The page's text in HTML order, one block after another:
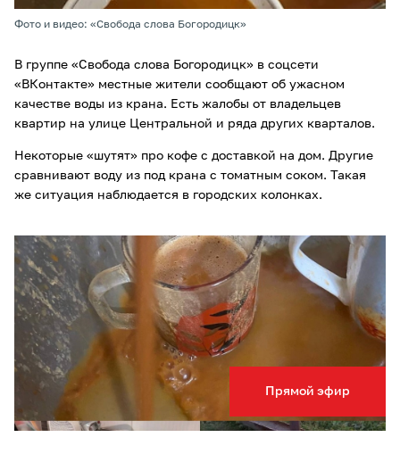
Прямой эфир
Фото и видео: «Свобода слова Богородицк»
В группе «Свобода слова Богородицк» в соцсети
«ВКонтакте» местные жители сообщают об ужасном
качестве воды из крана. Есть жалобы от владельцев
квартир на улице Центральной и ряда других кварталов.
Некоторые «шутят» про кофе с доставкой на дом. Другие
сравнивают воду из под крана с томатным соком. Такая
же ситуация наблюдается в городских колонках.